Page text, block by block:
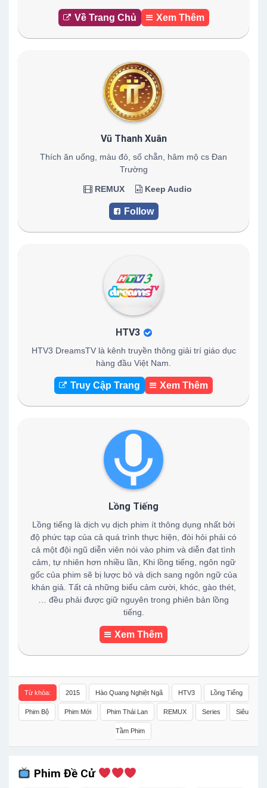
Về Trang Chủ Xem Thêm
Vũ Thanh Xuân
Thích ăn uống, màu đỏ, số chẵn, hâm mộ cs Đan
Trường
REMUX Keep Audio
Follow
HTV3
HTV3 DreamsTV là kênh truyền thông giải trí giáo dục
hàng đầu Việt Nam.
Truy Cập Trang Xem Thêm
Lồng Tiếng
Lồng tiếng là dịch vụ dịch phim ít thông dụng nhất bởi
độ phức tạp của cả quá trình thực hiện, đòi hỏi phải có
cả một đội ngũ diễn viên nói vào phim và diễn đạt tình
cảm, tự nhiên hơn nhiều lần, Khi lồng tiếng, ngôn ngữ
gốc của phim sẽ bị lược bỏ và dịch sang ngôn ngữ của
khán giả. Tất cả những biểu cảm cười, khóc, gào thét,
… đều phải được giữ nguyên trong phiên bản lồng
tiếng.
Xem Thêm
Từ khóa: 2015 Hào Quang Nghiệt Ngã HTV3 Lồng Tiếng
Phim Bộ Phim Mới Phim Thái Lan REMUX Series Siêu
Tầm Phim
Phim Đề Cử